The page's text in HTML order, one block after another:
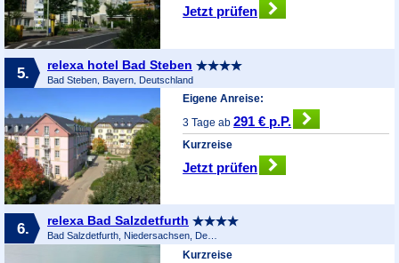
Jetzt prüfen
5. relexa hotel Bad Steben
Bad Steben, Bayern, Deutschland
Eigene Anreise:
3 Tage ab291 € p.P.
Kurzreise
Jetzt prüfen
6. relexa Bad Salzdetfurth
Bad Salzdetfurth, Niedersachsen, Deutschland
Kurzreise